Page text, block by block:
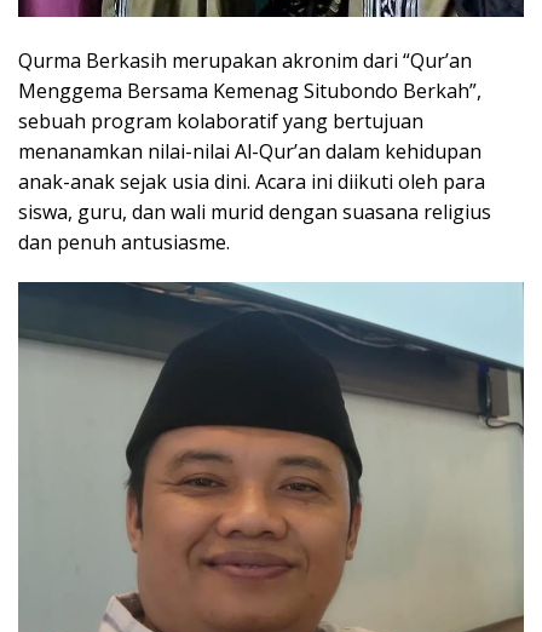
Qurma Berkasih merupakan akronim dari “Qur’an
Menggema Bersama Kemenag Situbondo Berkah”,
sebuah program kolaboratif yang bertujuan
menanamkan nilai-nilai Al-Qur’an dalam kehidupan
anak-anak sejak usia dini. Acara ini diikuti oleh para
siswa, guru, dan wali murid dengan suasana religius
dan penuh antusiasme.